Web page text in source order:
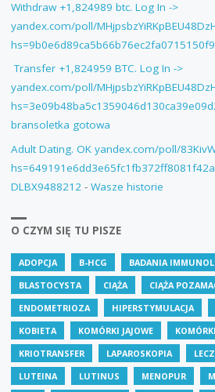
Withdraw +1,824989 btc. Log In ->
yandex.com/poll/
‍ Transfer +1,824959 BTC. Log In ->
yandex.com/poll/
bransoletka gotowa
Adult Dating. OK yandex.com/poll/
DLBX9488212- Wasze historie
O CZYM SIĘ TU PISZE
ADOPCJA B-HCG
BADANIA
BLASTOCYSTA
CIĄŻA CIĄŻA
ENDOMETRIOZA
HIPERSTYMULACJA
KOBIETA
KOMÓRKI JAJOWE
KRIOTRANSFER
LAPAROSKOPIA
LUTEINA
LUTINUS MENOPUR